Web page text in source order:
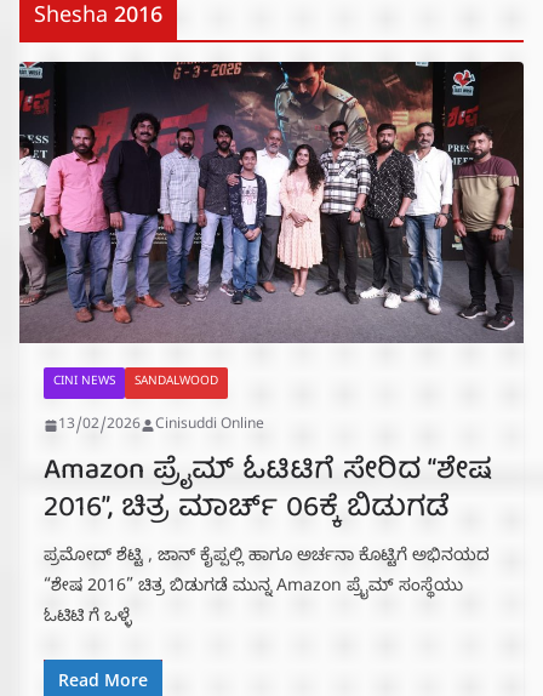
Shesha 2016
CINI NEWS SANDALWOOD
13/02/2026 Cinisuddi Online
Amazon ಪ್ರೈಮ್ ಓಟಿಟಿಗೆ ಸೇರಿದ “ಶೇಷ
2016”, ಚಿತ್ರ ಮಾರ್ಚ್ 06ಕ್ಕೆ ಬಿಡುಗಡೆ
ಪ್ರಮೋದ್ ಶೆಟ್ಟಿ , ಜಾನ್ ಕೈಪ್ಪಲ್ಲಿ ಹಾಗೂ ಅರ್ಚನಾ ಕೊಟ್ಟಿಗೆ ಅಭಿನಯದ
“ಶೇಷ 2016” ಚಿತ್ರ ಬಿಡುಗಡೆ ಮುನ್ನ Amazon ಪ್ರೈಮ್ ಸಂಸ್ಥೆಯು
ಓಟಿಟಿ ಗೆ ಒಳ್ಳೆ
Read More